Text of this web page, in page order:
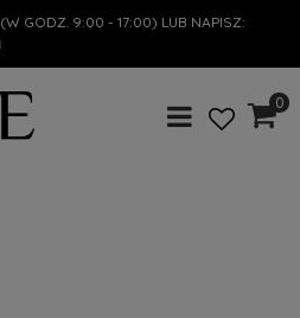
(W GODZ. 9:00 - 17:00) LUB NAPISZ:
0